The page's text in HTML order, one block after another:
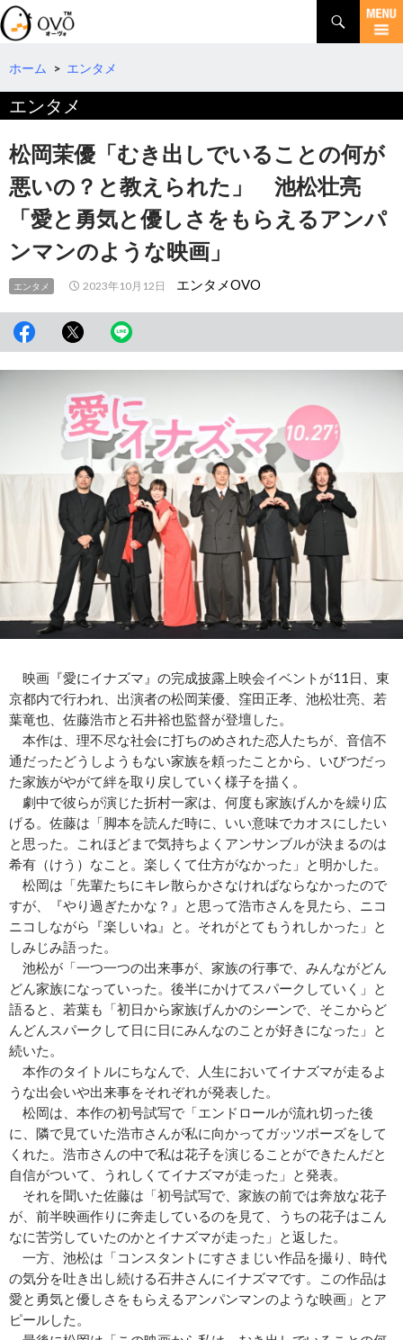
検
索
コ
テ
へ
動
ホーム > エンタメ
エンタメ
松岡茉優「むき出しでいることの何が
悪いの？と教えられた」 池松壮亮
「愛と勇気と優しさをもらえるアンパ
ンマンのような映画」
エンタメ 2023年10月12日 エンタメOVO
映画『愛にイナズマ』の完成披露上映会イベントが11日、東
京都内で行われ、出演者の松岡茉優、窪田正孝、池松壮亮、若
葉竜也、佐藤浩市と石井裕也監督が登壇した。
本作は、理不尽な社会に打ちのめされた恋人たちが、音信不
通だったどうしようもない家族を頼ったことから、いびつだっ
た家族がやがて絆を取り戻していく様子を描く。
劇中で彼らが演じた折村一家は、何度も家族げんかを繰り広
げる。佐藤は「脚本を読んだ時に、いい意味でカオスにしたい
と思った。これほどまで気持ちよくアンサンブルが決まるのは
希有（けう）なこと。楽しくて仕方がなかった」と明かした。
松岡は「先輩たちにキレ散らかさなければならなかったので
すが、『やり過ぎたかな？』と思って浩市さんを見たら、ニコ
ニコしながら『楽しいね』と。それがとてもうれしかった」と
しみじみ語った。
池松が「一つ一つの出来事が、家族の行事で、みんながどん
どん家族になっていった。後半にかけてスパークしていく」と
語ると、若葉も「初日から家族げんかのシーンで、そこからど
んどんスパークして日に日にみんなのことが好きになった」と
続いた。
本作のタイトルにちなんで、人生においてイナズマが走るよ
うな出会いや出来事をそれぞれが発表した。
松岡は、本作の初号試写で「エンドロールが流れ切った後
に、隣で⾒ていた浩市さんが私に向かってガッツポーズをして
くれた。浩市さんの中で私は花子を演じることができたんだと
自信がついて、うれしくてイナズマが走った」と発表。
それを聞いた佐藤は「初号試写で、家族の前では奔放な花子
が、前半映画作りに奔走しているのを見て、うちの花子はこん
なに苦労していたのかとイナズマが走った」と返した。
一方、池松は「コンスタントにすさまじい作品を撮り、時代
の気分を吐き出し続ける石井さんにイナズマです。この作品は
愛と勇気と優しさをもらえるアンパンマンのような映画」とア
ピールした。